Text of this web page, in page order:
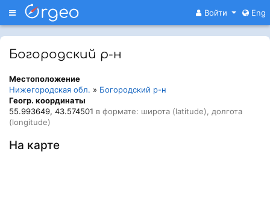
Меню Войти Eng
Богородский р-н
Местоположение
Нижегородская обл. » Богородский р-н
Геогр. координаты
55.993649, 43.574501 в формате: широта (latitude), долгота
(longitude)
На карте